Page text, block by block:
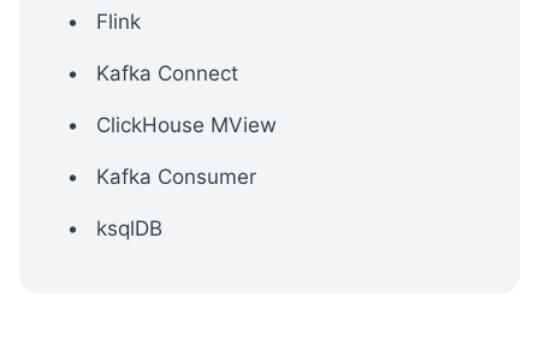
Flink
Kafka Connect
ClickHouse MView
Kafka Consumer
ksqlDB